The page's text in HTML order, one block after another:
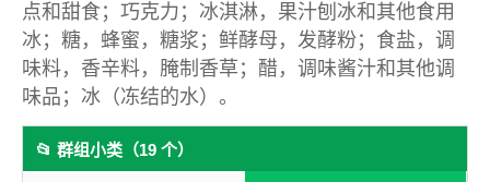
点和甜食；巧克力；冰淇淋，果汁刨冰和其他食用
冰；糖，蜂蜜，糖浆；鲜酵母，发酵粉；食盐，调
味料，香辛料，腌制香草；醋，调味酱汁和其他调
味品；冰（冻结的水）。
📂 群组小类（19 个）